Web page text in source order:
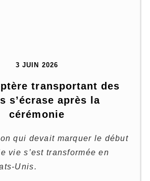
3 JUIN 2026
transportant des
s’écrase après la
cérémonie
qui devait marquer le début
vie s’est transformée en
Unis.